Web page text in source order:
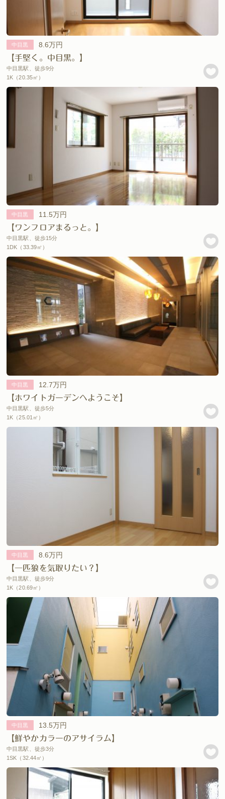
中目黒
8.6万円
【手堅く。中目黒。】
中目黒駅、徒歩9分
1K（20.35㎡）
中目黒
11.5万円
【ワンフロアまるっと。】
中目黒駅、徒歩15分
1DK（33.39㎡）
中目黒
12.7万円
【ホワイトガーデンへようこそ】
中目黒駅、徒歩5分
1K（25.01㎡）
中目黒
8.6万円
【一匹狼を気取りたい？】
中目黒駅、徒歩9分
1K（20.69㎡）
中目黒
13.5万円
【鮮やかカラーのアサイラム】
中目黒駅、徒歩3分
1SK（32.44㎡）